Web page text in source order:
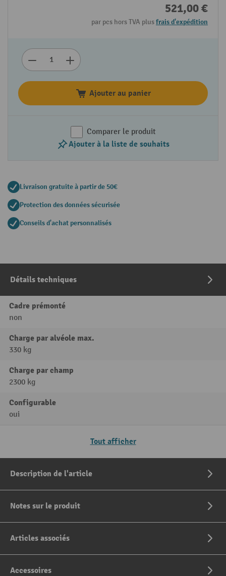
521,00 €
par pcs hors TVA plusfrais d'expédition
Ajouter au panier
Comparer le produit
Ajouter à la liste de souhaits
Livraison gratuite à partir de 50€
Protection des données sécurisée
Conseils d'achat personnalisés
Détails techniques
Cadre prémonté
non
Charge par alvéole max.
330 kg
Charge par champ
2300 kg
Configurable
oui
Tout afficher
Description de l'article
Notes sur le produit
Articles associés
Accessoires